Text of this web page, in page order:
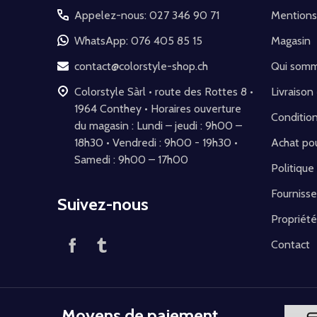
Appelez-nous: 027 346 90 71
WhatsApp: 076 405 85 15
contact@colorstyle-shop.ch
Colorstyle Sàrl • route des Rottes 8 •
1964 Conthey • Horaires ouverture
du magasin : Lundi – jeudi : 9h00 –
18h30 • Vendredi : 9h00 - 19h30 •
Samedi : 9h00 – 17h00
Suivez-nous
Magasin
Qui
Achat
Contact